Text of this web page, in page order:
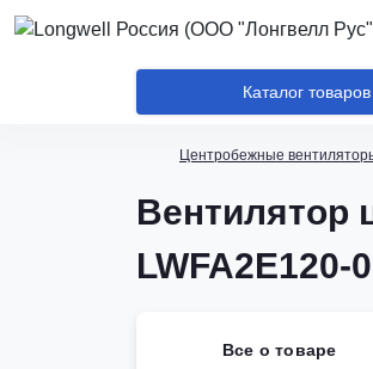
Каталог товаров
Центробежные
Вентилятор
LWFA2E120-
Все о товаре